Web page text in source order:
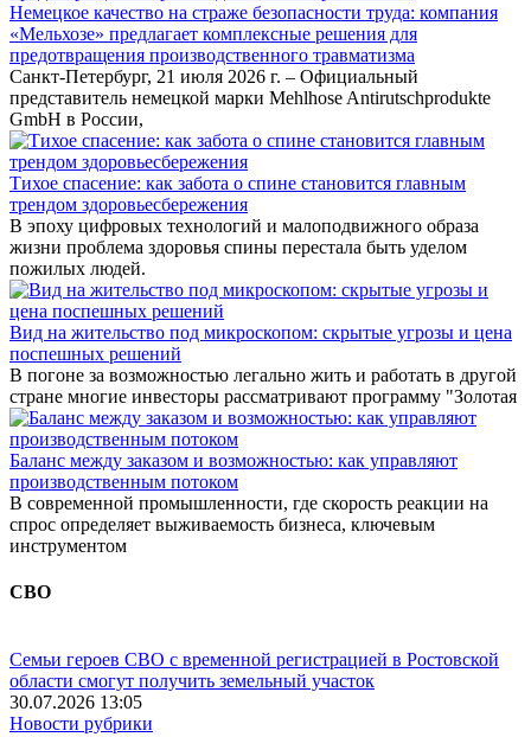
Немецкое качество на страже безопасности труда: компания
«Мельхозе» предлагает комплексные решения для
предотвращения производственного травматизма
Санкт-Петербург, 21 июля 2026 г. – Официальный
представитель немецкой марки Mehlhose Antirutschprodukte
GmbH в России,
Тихое спасение: как забота о спине становится главным
трендом здоровьесбережения
В эпоху цифровых технологий и малоподвижного образа
жизни проблема здоровья спины перестала быть уделом
пожилых людей.
Вид на жительство под микроскопом: скрытые угрозы и цена
поспешных решений
В погоне за возможностью легально жить и работать в другой
стране многие инвесторы рассматривают программу "Золотая
Баланс между заказом и возможностью: как управляют
производственным потоком
В современной промышленности, где скорость реакции на
спрос определяет выживаемость бизнеса, ключевым
инструментом
СВО
Семьи героев СВО с временной регистрацией в Ростовской
области смогут получить земельный участок
30.07.2026 13:05
Новости рубрики